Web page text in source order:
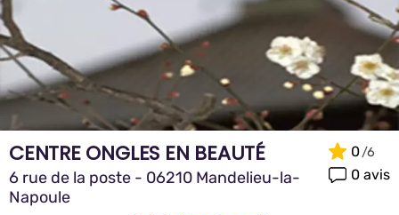
CENTRE ONGLES EN BEAUTÉ
6 rue de la poste - 06210 Mandelieu-la-
Napoule
0
0 avis